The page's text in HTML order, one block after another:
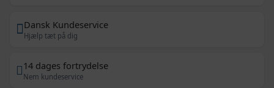
Dansk Kundeservice
Hjælp tæt på dig
14 dages fortrydelse
Nem kundeservice